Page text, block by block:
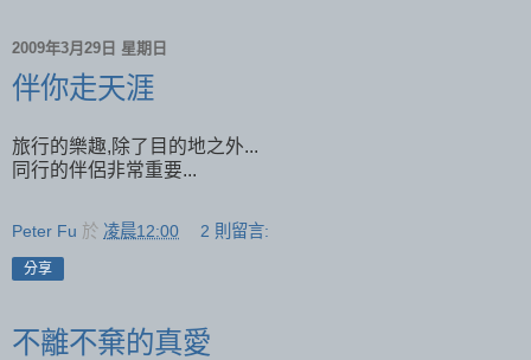
2009年3月29日 星期日
伴你走天涯
旅行的樂趣,除了目的地之外...
同行的伴侶非常重要...
Peter Fu 於 凌晨12:00 2 則留言:
分享
不離不棄的真愛